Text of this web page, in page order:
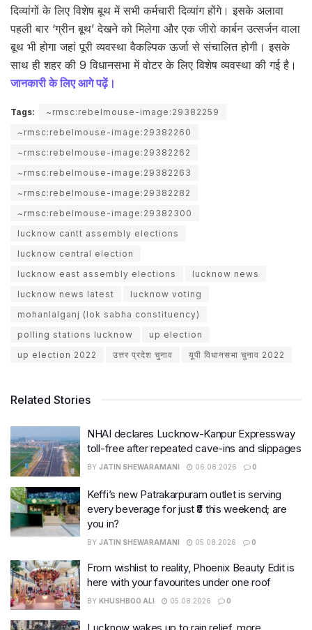
दिव्यांगों के लिए विशेष बूथ में सभी कर्मचारी दिव्यांग होंगे। इसके अलावा
पहली बार ‘ग्रीन बूथ’ देखने को मिलेगा और एक जीरो कार्बन उत्सर्जन वाला
बूथ भी होगा जहां पूरी व्यवस्था वैकल्पिक ऊर्जा से संचालित होगी। इसके
साथ ही शहर की 9 विधानसभा में वोटर के लिए विशेष व्यवस्था की गई है।
जानकारी के लिए आगे पढ़ें।
Tags:
~rmsc:rebelmouse-image:29382259
~rmsc:rebelmouse-image:29382260
~rmsc:rebelmouse-image:29382262
~rmsc:rebelmouse-image:29382263
~rmsc:rebelmouse-image:29382282
~rmsc:rebelmouse-image:29382300
lucknow cantt assembly elections
lucknow central election
lucknow east assembly elections
lucknow news
lucknow news latest
lucknow voting
mohanlalganj (lok sabha constituency)
polling stations lucknow
up election
up election 2022
उत्तर प्रदेश चुनाव यूपी विधानसभा चुनाव 2022
Related Stories
NHAI declares Lucknow-Kanpur Expressway
toll-free after repeated cave-ins and slippages
BY JATIN SHEWARAMANI 06.08.2026 0
Keffi’s new Patrakarpuram outlet is serving
every beverage for just ₹8 this weekend; are
you in?
BY JATIN SHEWARAMANI 05.08.2026 0
From wishlist to reality, Phoenix Beauty Edit is
here with your favourites under one roof
BY KHUSHBOO ALI 05.08.2026 0